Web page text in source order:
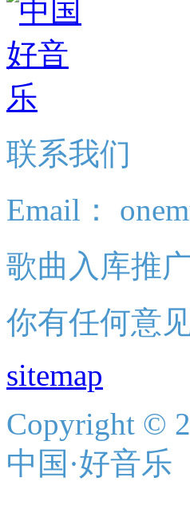
联系我们
Email：
歌曲入库推
你有任何意
sitemap
Copyright ©
中国·好音乐